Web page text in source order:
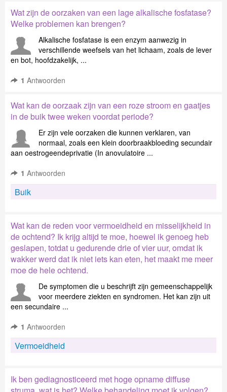
Wat zijn de oorzaken van een lage alkalische fosfatase?
Welke problemen kan brengen?
Alkalische fosfatase is een enzym aanwezig in
verschillende weefsels van het lichaam, zoals de lever
en bot, hoofdzakelijk, ...
1 Antwoorden
Wat kan de oorzaak zijn van een roze stroom en gaatjes
in de buik twee weken voordat periode?
Er zijn vele oorzaken die kunnen verklaren, van
normaal, zoals een klein doorbraakbloeding secundair
aan oestrogeendeprivatie (In anovulatoire ...
1 Antwoorden
Buik
Wat kan de reden voor vermoeidheid en misselijkheid in
de ochtend? Ik krijg altijd te moe, hoewel ik genoeg heb
geslapen, totdat u gedurende drie of vier uur, omdat ik
wakker werd dat ik niet iets kan eten, het maakt me meer
moe de hele ochtend.
De symptomen die u beschrijft zijn gemeenschappelijk
voor meerdere ziekten en syndromen. Het kan zijn uit
een secundaire ...
1 Antwoorden
Vermoeidheid
Ik ben gediagnosticeerd met hoge opname diffuse